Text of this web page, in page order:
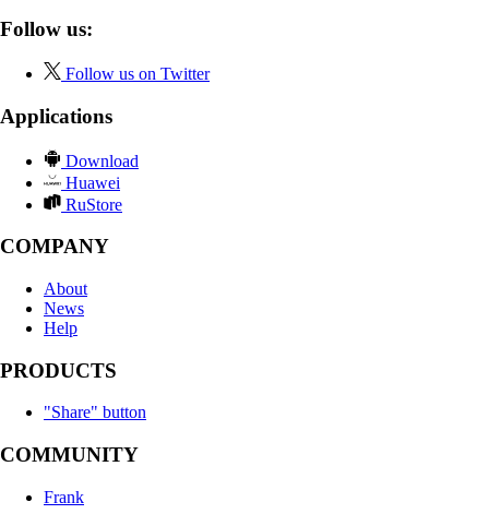
Follow us:
Follow us on Twitter
Applications
Download
Huawei
RuStore
COMPANY
About
News
Help
PRODUCTS
"Share" button
COMMUNITY
Frank